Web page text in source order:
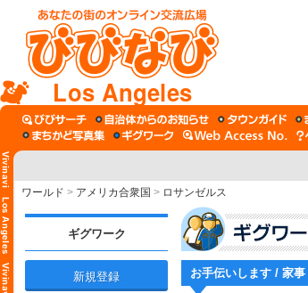
Los Angeles
ワールド > アメリカ合衆国 > ロサンゼルス
ギグワーク
新規登録 お手伝いします / 家